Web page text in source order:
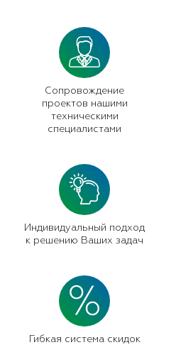
Сопровождение
проектов нашими
техническими
специалистами
Индивидуальный подход
к решению Ваших задач
Гибкая система скидок